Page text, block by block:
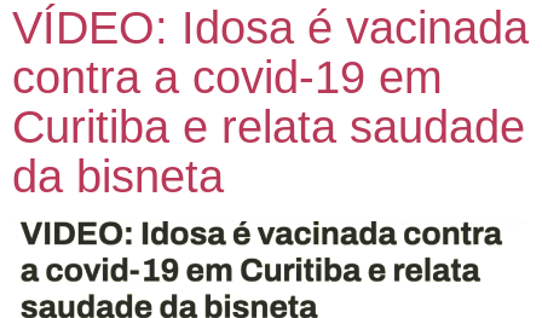
VÍDEO: Idosa é vacinada
contra a covid-19 em
Curitiba e relata saudade
da bisneta